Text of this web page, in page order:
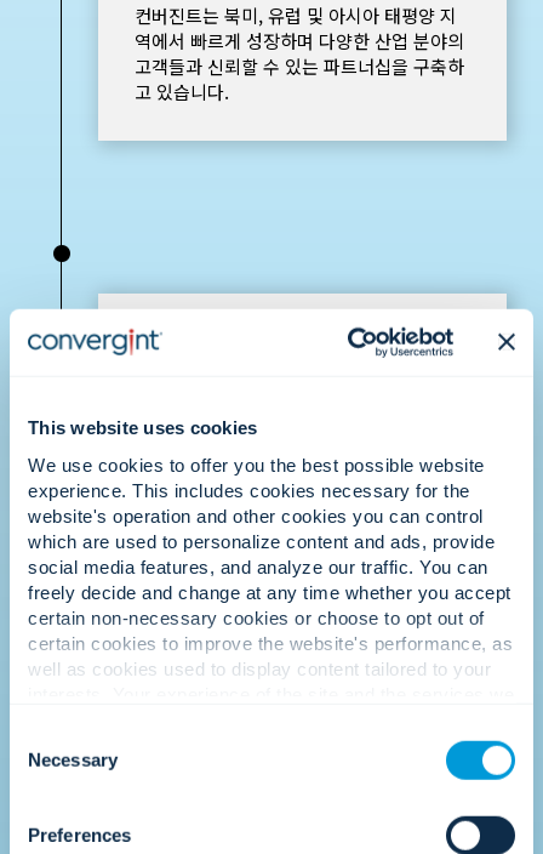
This website uses cookies
We use cookies to offer you the best possible website
experience. This includes cookies necessary for the
website's operation and other cookies you can control
which are used to personalize content and ads, provide
social media features, and analyze our traffic. You can
freely decide and change at any time whether you accept
certain non-necessary cookies or choose to opt out of
certain cookies to improve the website's performance, as
well as cookies used to display content tailored to your
cookies. Click "Show details" below for more information
about who we share your information with.
Selection
Necessary
Preferences
컨버진트는 북미, 유럽 및 아시아 태평양 지
역에서 빠르게 성장하며 다양한 산업 분야의
고객들과 신뢰할 수 있는 파트너십을 구축하
고 있습니다.
•
2013
컨버진트는 일하기 좋은 최고의 직장 중 하나
로 인정받고 있으며, 이는 사람을 최우선으로